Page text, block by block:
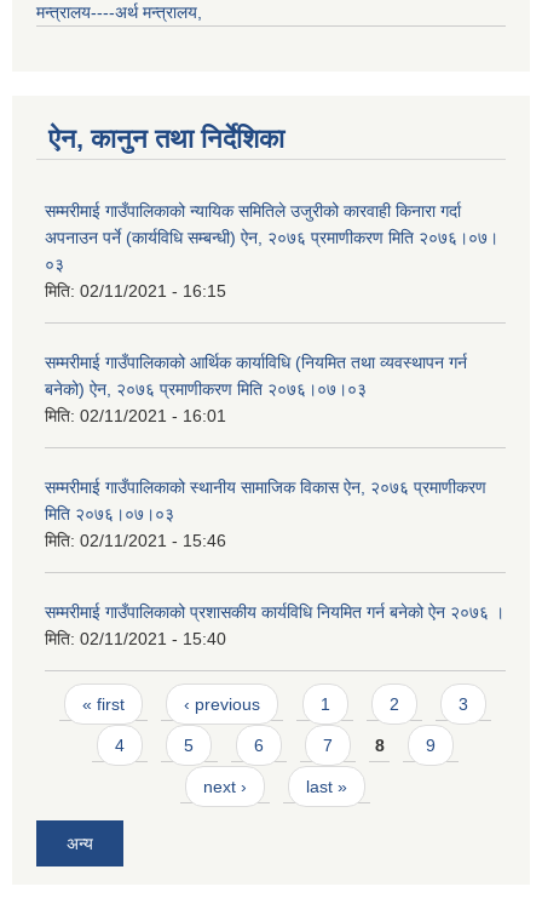
मन्त्रालय----अर्थ मन्त्रालय,
ऐन, कानुन तथा निर्देशिका
सम्मरीमाई गाउँपालिकाको न्यायिक समितिले उजुरीको कारवाही किनारा गर्दा
अपनाउन पर्ने (कार्यविधि सम्बन्धी) ऐन, २०७६ प्रमाणीकरण मिति २०७६।०७।
०३
मिति: 02/11/2021 - 16:15
सम्मरीमाई गाउँपालिकाको आर्थिक कार्याविधि (नियमित तथा व्यवस्थापन गर्न
बनेको) ऐन, २०७६ प्रमाणीकरण मिति २०७६।०७।०३
मिति: 02/11/2021 - 16:01
सम्मरीमाई गाउँपालिकाको स्थानीय सामाजिक विकास ऐन, २०७६ प्रमाणीकरण
मिति २०७६।०७।०३
मिति: 02/11/2021 - 15:46
सम्मरीमाई गाउँपालिकाको प्रशासकीय कार्यविधि नियमित गर्न बनेको ऐन २०७६ ।
मिति: 02/11/2021 - 15:40
Pages
« first ‹ previous 1 2 3
4 5 6 7 8 9
next › last »
अन्य